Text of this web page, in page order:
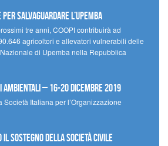
salvaguardare l’Upemba
tre anni, COOPI contribuirà ad
agricoltori e allevatori vulnerabili delle
di Upemba nella Repubblica
– 16-20 Dicembre 2019
Italiana per l’Organizzazione
il sostegno della società civile